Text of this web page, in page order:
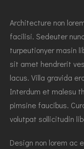
Architecture non
facilisi. Sedeuter
turpeutionyer masin
sit amet hendrerit
lacus. Villa gravida
Interdum et malesu
pimsine faucibus.
volutpat sollicitudin
Design non lorem ac